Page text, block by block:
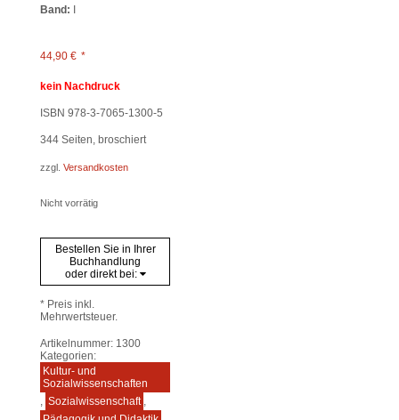
Band: I
44,90 € *
kein Nachdruck
ISBN 978-3-7065-1300-5
344 Seiten, broschiert
zzgl. Versandkosten
Nicht vorrätig
Bestellen Sie in Ihrer
Buchhandlung
oder direkt bei:
* Preis inkl.
Mehrwertsteuer.
Artikelnummer: 1300
Kategorien:
Kultur- und
Sozialwissenschaften
Sozialwissenschaft